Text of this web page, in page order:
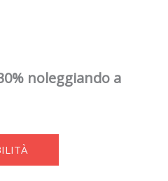
noleggiando a